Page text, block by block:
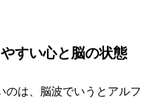
すい心と脳の状態
のは、脳波でいうとアルフ